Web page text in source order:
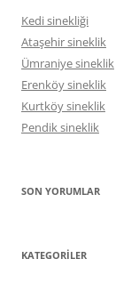
Kedi sinekliği
Ataşehir sineklik
Ümraniye sineklik
Erenköy sineklik
Kurtköy sineklik
Pendik sineklik
SON YORUMLAR
KATEGORILER